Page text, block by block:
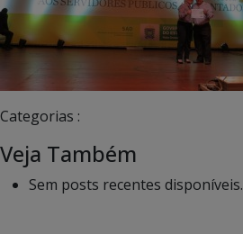
Categorias :
Veja Também
Sem posts recentes disponíveis.